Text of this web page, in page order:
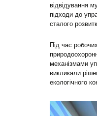
відвідування
підходи до
сталого
Під час
механізмами
викликали
екологічного